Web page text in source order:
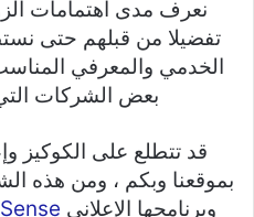
نعرف مدى اهتمامات
تفضيلا من قبلهم حتى
الخدمي والمعرفي
بعض الشركات
قد تتطلع على الكوكيز
بموقعنا وبكم ، ومن هذه
وبرنامجها الإعلاني